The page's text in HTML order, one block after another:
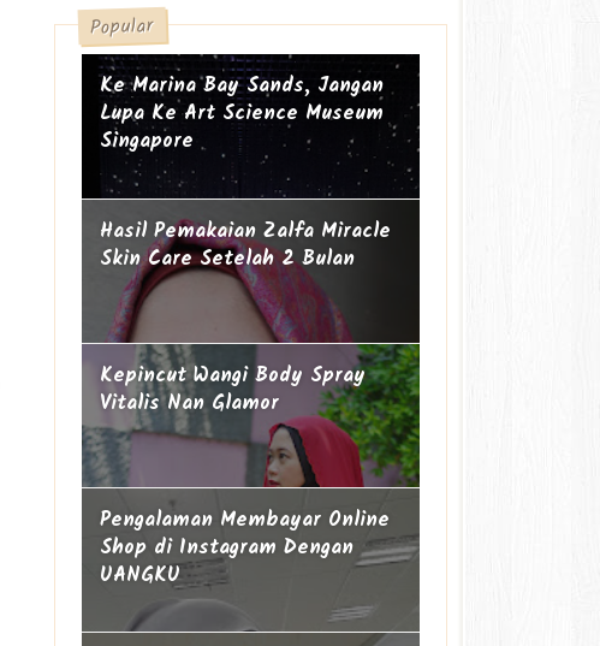
Popular
Ke Marina Bay Sands, Jangan
Lupa Ke Art Science Museum
Singapore
Hasil Pemakaian Zalfa Miracle
Skin Care Setelah 2 Bulan
Kepincut Wangi Body Spray
Vitalis Nan Glamor
Pengalaman Membayar Online
Shop di Instagram Dengan
UANGKU